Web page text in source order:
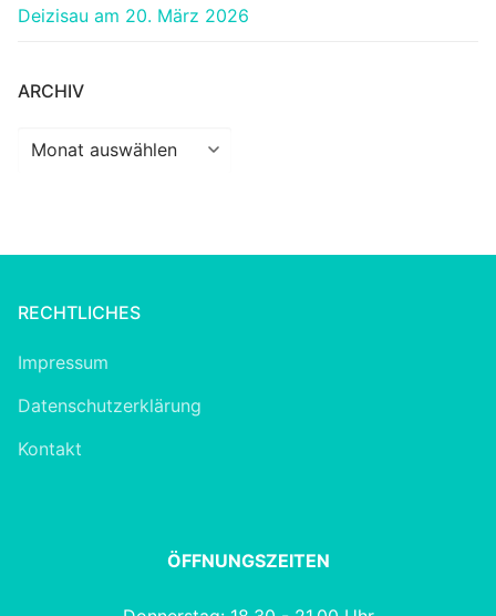
Deizisau am 20. März 2026
ARCHIV
Archiv
RECHTLICHES
Impressum
Datenschutzerklärung
Kontakt
ÖFFNUNGSZEITEN